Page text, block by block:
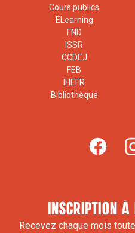
Cours publics
ELearning
FND
ISSR
CCDEJ
FEB
IHEFR
Bibliothèque
inscription
Recevez chaque mois